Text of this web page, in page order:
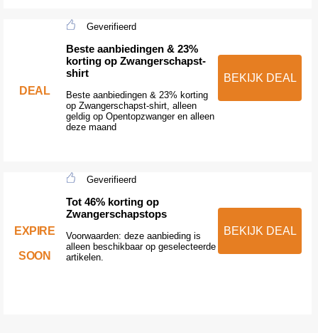
DEAL
Geverifieerd
Beste aanbiedingen & 23%
korting op Zwangerschapst-
shirt
Beste aanbiedingen & 23% korting
op Zwangerschapst-shirt, alleen
geldig op Opentopzwanger en alleen
deze maand
BEKIJK DEAL
EXPIRE
SOON
Geverifieerd
Tot 46% korting op
Zwangerschapstops
Voorwaarden: deze aanbieding is
alleen beschikbaar op geselecteerde
artikelen.
BEKIJK DEAL